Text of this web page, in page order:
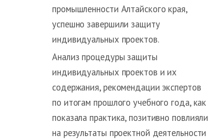
промышленности Алтайского края,
успешно завершили защиту
индивидуальных проектов.
Анализ процедуры защиты
индивидуальных проектов и их
содержания, рекомендации экспертов
по итогам прошлого учебного года, как
показала практика, позитивно повлияли
на результаты проектной деятельности